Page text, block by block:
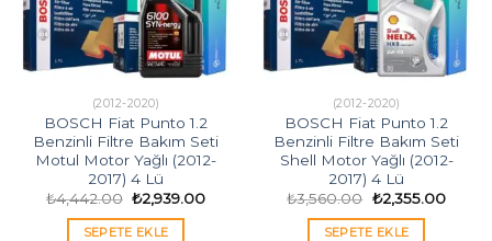
(2012-2020)
BOSCH Fiat Punto 1.2
Benzinli Filtre Bakım Seti
Motul Motor Yağlı (2012-
2017) 4 Lü
₺4,442.00 Orijinal
fiyat:
₺4,442.00.
₺2,939.00Şu
SEPETE EKLE
(2012-2020)
BOSCH Fiat Punto 1.2
Benzinli Filtre Bakım Seti
Shell Motor Yağlı (2012-
2017) 4 Lü
₺3,560.00 Orijinal
fiyat:
₺3,560.00.
₺2,355.00Şu
SEPETE EKLE